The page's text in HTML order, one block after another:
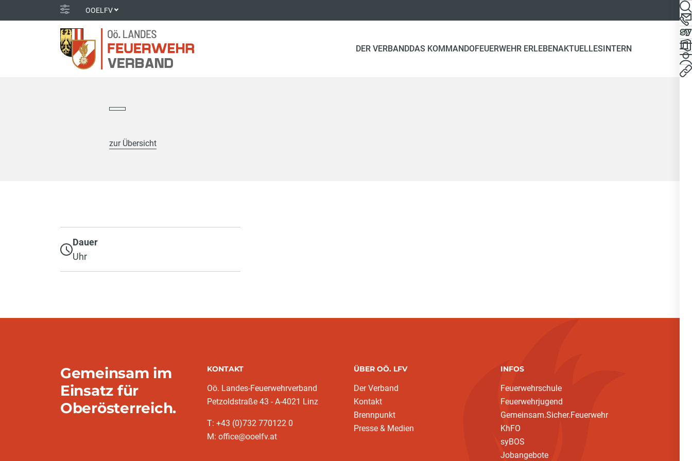
OOELFV
DER VERBANDDAS KOMMANDOFEUERWEHR ERLEBENAKTUELLESINTERN
zur Übersicht
Dauer
Uhr
Gemeinsam im
Einsatz für
Oberösterreich.
KONTAKT
Oö. Landes-Feuerwehrverband
Petzoldstraße 43 - A-4021 Linz
T: +43 (0)732 770122 0
M: office@ooelfv.at
ÜBER OÖ. LFV
Der Verband
Kontakt
Brennpunkt
Presse & Medien
INFOS
Feuerwehrschule
Feuerwehrjugend
Gemeinsam.Sicher.Feuerwehr
KhFO
syBOS
Jobangebote